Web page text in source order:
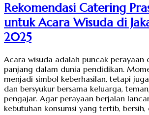
Rekomendasi Catering
untuk Acara Wisuda di
2025
Acara wisuda adalah puncak perayaan
panjang dalam dunia pendidikan.
menjadi simbol keberhasilan, tetapi
dan bersyukur bersama keluarga,
pengajar. Agar perayaan berjalan
kebutuhan konsumsi yang tertib, bersih,